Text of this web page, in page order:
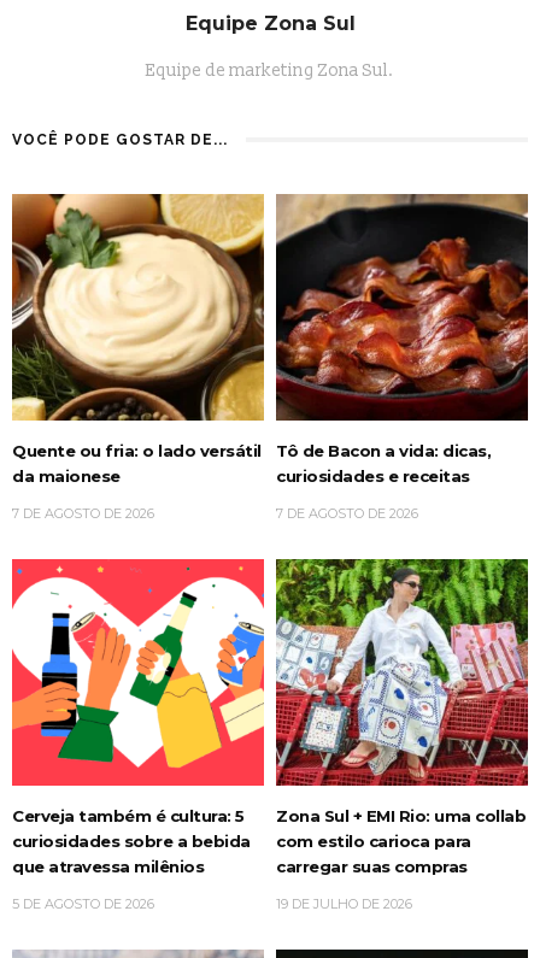
Equipe Zona Sul
Equipe de marketing Zona Sul.
VOCÊ PODE GOSTAR DE...
Quente ou fria: o lado versátil
da maionese
7 DE AGOSTO DE 2026
Tô de Bacon a vida: dicas,
curiosidades e receitas
7 DE AGOSTO DE 2026
Cerveja também é cultura: 5
curiosidades sobre a bebida
que atravessa milênios
5 DE AGOSTO DE 2026
Zona Sul + EMI Rio: uma collab
com estilo carioca para
carregar suas compras
19 DE JULHO DE 2026